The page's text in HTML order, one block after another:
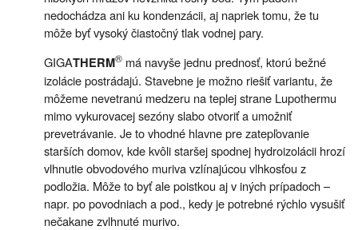
nedochádza ani ku kondenzácii, aj napriek tomu, že tu
môže byť vysoký čiastočný tlak vodnej pary.
GIGATHERM® má navyše jednu prednosť, ktorú bežné
izolácie postrádajú. Stavebne je možno riešiť variantu, že
môžeme nevetranú medzeru na teplej strane Lupothermu
mimo vykurovacej sezóny slabo otvoriť a umožniť
prevetrávanie. Je to vhodné hlavne pre zatepľovanie
starších domov, kde kvôli staršej spodnej hydroizolácii hrozí
vlhnutie obvodového muriva vzlínajúcou vlhkosťou z
podložia. Môže to byť ale poistkou aj v iných prípadoch –
napr. po povodniach a pod., kedy je potrebné rýchlo vysušiť
nečakane zvlhnuté murivo.